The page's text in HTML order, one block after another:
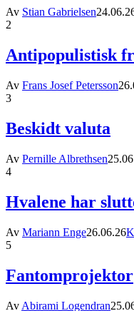
Av Stian Gabrielsen
2
Antipopulistisk
Av Frans Josef Petersson
3
Beskidt valuta
Av Pernille Albrethsen
4
Hvalene har
Av Mariann Enge26.06.26
5
Fantomprojektor
Av Abirami Logendran